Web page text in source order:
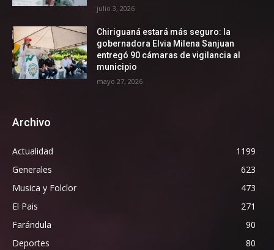
julio 3, 2026
Chiriguaná estará más seguro: la
gobernadora Elvia Milena Sanjuan
entregó 90 cámaras de vigilancia al
municipio
mayo 27, 2026
Archivo
Actualidad
1199
Generales
623
Musica y Folclor
473
El Pais
271
Farándula
90
Deportes
80